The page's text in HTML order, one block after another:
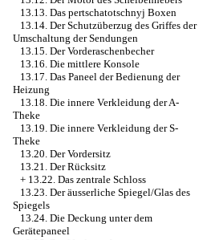
13.13. Das pertschatotschnyj Boxen
13.14. Der Schutzüberzug des Griffes der
Umschaltung der Sendungen
13.15. Der Vorderaschenbecher
13.16. Die mittlere Konsole
13.17. Das Paneel der Bedienung der
Heizung
13.18. Die innere Verkleidung der A-
Theke
13.19. Die innere Verkleidung der S-
Theke
13.20. Der Vordersitz
13.21. Der Rücksitz
+ 13.22. Das zentrale Schloss
13.23. Der äusserliche Spiegel/Glas des
Spiegels
13.24. Die Deckung unter dem
Gerätepaneel